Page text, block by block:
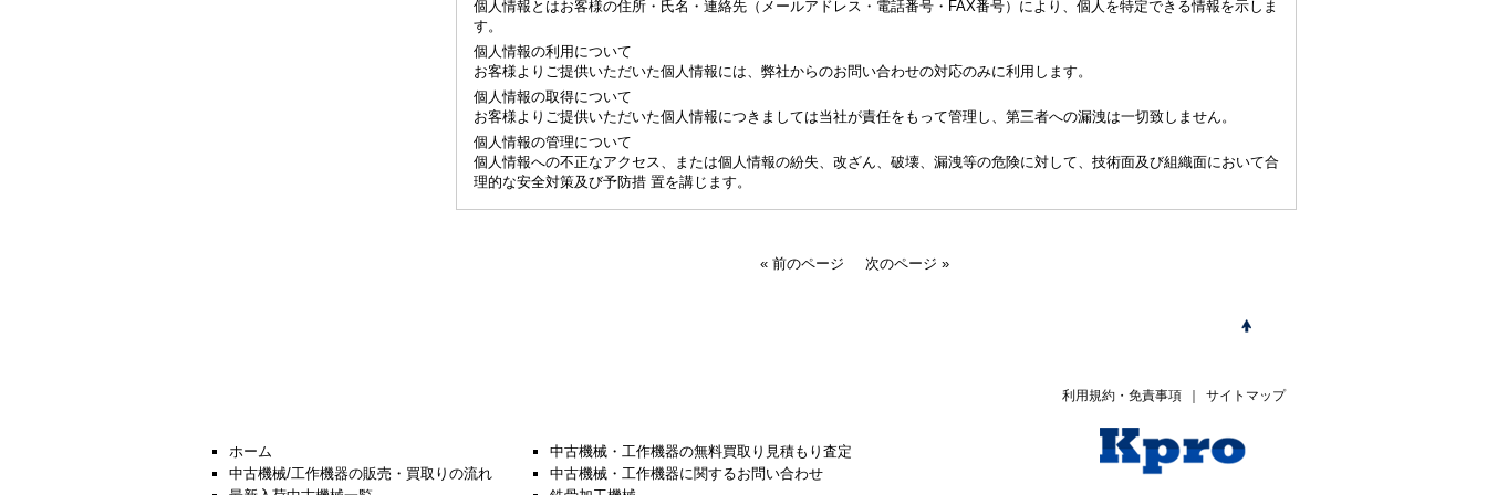
個人情報とはお客様の住所・氏名・連絡先（メールアドレス・電話番号・FAX番号）により、個人を特定できる情報を示しま
す。
個人情報の利用について
お客様よりご提供いただいた個人情報には、弊社からのお問い合わせの対応のみに利用します。
個人情報の取得について
お客様よりご提供いただいた個人情報につきましては当社が責任をもって管理し、第三者への漏洩は一切致しません。
個人情報の管理について
個人情報への不正なアクセス、または個人情報の紛失、改ざん、破壊、漏洩等の危険に対して、技術面及び組織面において合
理的な安全対策及び予防措 置を講じます。
« 前のページ 次のページ »
ホーム
中古機械・工作機器の無料買取り見積もり査定
中古機械/工作機器の販売・買取りの流れ
中古機械・工作機器に関するお問い合わせ
サイトマップ
利用規約・免責事項